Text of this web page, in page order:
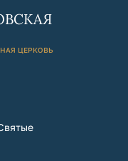
ЦЕРКОВЬ